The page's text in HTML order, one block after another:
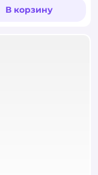
В корзину